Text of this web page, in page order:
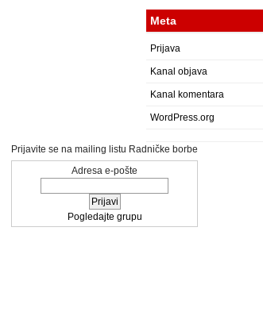
Meta
Prijava
Kanal objava
Kanal komentara
WordPress.org
Prijavite se na mailing listu Radničke borbe
Adresa e-pošte
Pogledajte grupu